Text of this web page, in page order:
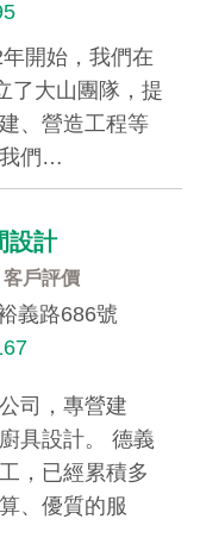
開始，我們在
了大山團隊，提
、營造工程等
我們…
設計
客戶評價
義路686號
司，專營建
具設計。 德義
，已經累積多
、優質的服